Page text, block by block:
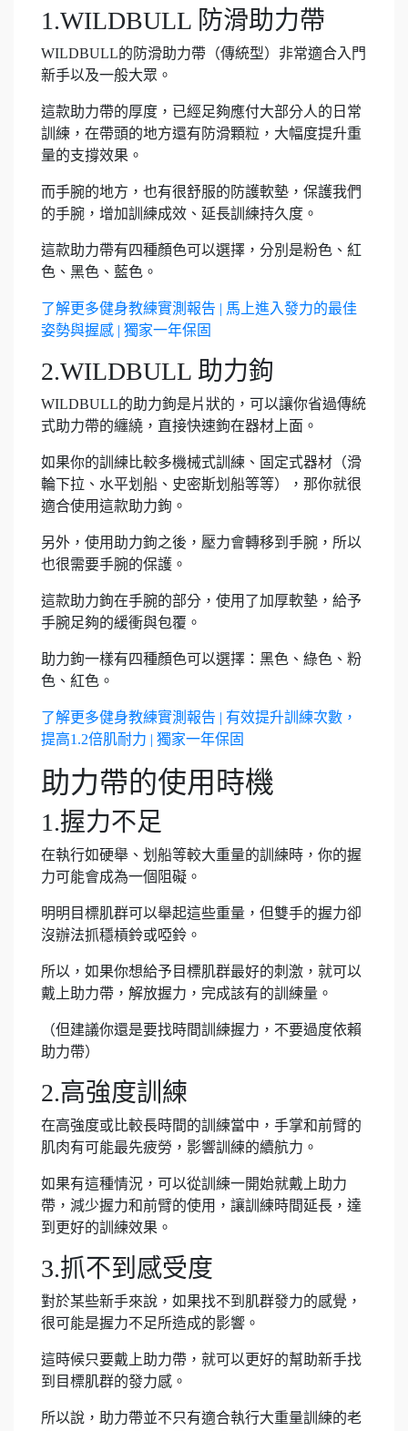
1.WILDBULL 防滑助力帶
WILDBULL的防滑助力帶（傳統型）非常適合入門
新手以及一般大眾。
這款助力帶的厚度，已經足夠應付大部分人的日常
訓練，在帶頭的地方還有防滑顆粒，大幅度提升重
量的支撐效果。
而手腕的地方，也有很舒服的防護軟墊，保護我們
的手腕，增加訓練成效、延長訓練持久度。
這款助力帶有四種顏色可以選擇，分別是粉色、紅
色、黑色、藍色。
了解更多健身教練實測報告 | 馬上進入發力的最佳
姿勢與握感 | 獨家一年保固
2.WILDBULL 助力鉤
WILDBULL的助力鉤是片狀的，可以讓你省過傳統
式助力帶的纏繞，直接快速鉤在器材上面。
如果你的訓練比較多機械式訓練、固定式器材（滑
輪下拉、水平划船、史密斯划船等等），那你就很
適合使用這款助力鉤。
另外，使用助力鉤之後，壓力會轉移到手腕，所以
也很需要手腕的保護。
這款助力鉤在手腕的部分，使用了加厚軟墊，給予
手腕足夠的緩衝與包覆。
助力鉤一樣有四種顏色可以選擇：黑色、綠色、粉
色、紅色。
了解更多健身教練實測報告 | 有效提升訓練次數，
提高1.2倍肌耐力 | 獨家一年保固
助力帶的使用時機
1.握力不足
在執行如硬舉、划船等較大重量的訓練時，你的握
力可能會成為一個阻礙。
明明目標肌群可以舉起這些重量，但雙手的握力卻
沒辦法抓穩槓鈴或啞鈴。
所以，如果你想給予目標肌群最好的刺激，就可以
戴上助力帶，解放握力，完成該有的訓練量。
（但建議你還是要找時間訓練握力，不要過度依賴
助力帶）
2.高強度訓練
在高強度或比較長時間的訓練當中，手掌和前臂的
肌肉有可能最先疲勞，影響訓練的續航力。
如果有這種情況，可以從訓練一開始就戴上助力
帶，減少握力和前臂的使用，讓訓練時間延長，達
到更好的訓練效果。
3.抓不到感受度
對於某些新手來說，如果找不到肌群發力的感覺，
很可能是握力不足所造成的影響。
這時候只要戴上助力帶，就可以更好的幫助新手找
到目標肌群的發力感。
所以說，助力帶並不只有適合執行大重量訓練的老